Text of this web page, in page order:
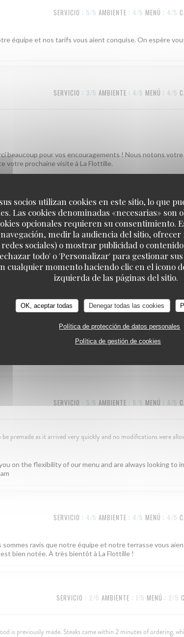
socios utilizan cookies en este sitio, lo que
Las cookies denominadas «necesarias» son
opcionales requieren su consentimiento.
medir la audiencia del sitio,
sociales) o mostrar publicidad o
todo' o 'Personalizar' para gestionar
cualquier momento haciendo clic en el icono
izquierda de las páginas del sitio.
OK, aceptar todas Denegar todas las cookies
Política de protección de datos personales
Política de gestión de cookies
SERVICIO : 5/5 AMBIENTE : 4/5 MENÚ : 4/5
équipe et nos tarifs vous aient conquise. On espère
SERVICIO : 3/5 AMBIENTE : 4/5 MENÚ : 4/5
beaucoup pour vos encouragements ! Nous notons votre
votre prochaine visite à La Flottille.
SERVICIO: 5/5 AMBIENTE : 5/5 MENÚ: 5 /5
service plein d'attention. Cuisine très bonne et raffinée
! Savoir que vous avez passé un aussi beau
! La Flottille
SERVICIO AMBIENTE 5 /5 /5
plaisir ! Ravis que tout ait été à la hauteur. Au plaisir
SERVICIO : 5/5 AMBIENTE : 5/5 MENÚ : 4 /5
premade as it arrived very quickly and no modifications were
on the flexibility of our menu and are always looking to
SERVICIO : 4/5 AMBIENTE : 4/5 MENÚ : 4/5
ravis que notre équipe et notre terrasse vous
bien notée. À très bientôt à La Flottille !
SERVICIO : 2/5 AMBIENTE : 1/5 MENÚ : 2/5
is previously made. Steaks came within 2 minutes of ordering,